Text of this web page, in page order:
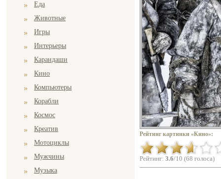
Еда
Животные
Игры
Интерьеры
Карандаши
Кино
Компьютеры
Корабли
Космос
Креатив
Мотоциклы
Мужчины
Музыка
Рейтинг картинки «Кино»:
Рейтинг: 3.6/10 (68 голоса)